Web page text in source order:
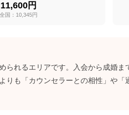
11,600円
全国：10,345円
れるエリアです。入会から成婚
も「カウンセラーとの相性」や